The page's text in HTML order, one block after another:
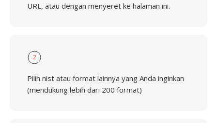
URL, atau dengan menyeret ke halaman ini.
2
Pilih nist atau format lainnya yang Anda inginkan
(mendukung lebih dari 200 format)